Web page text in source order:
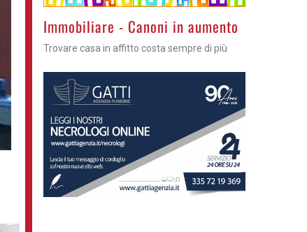
>Immobiliare - Canoni in aumento
Trovare casa in affitto costa sempre di più